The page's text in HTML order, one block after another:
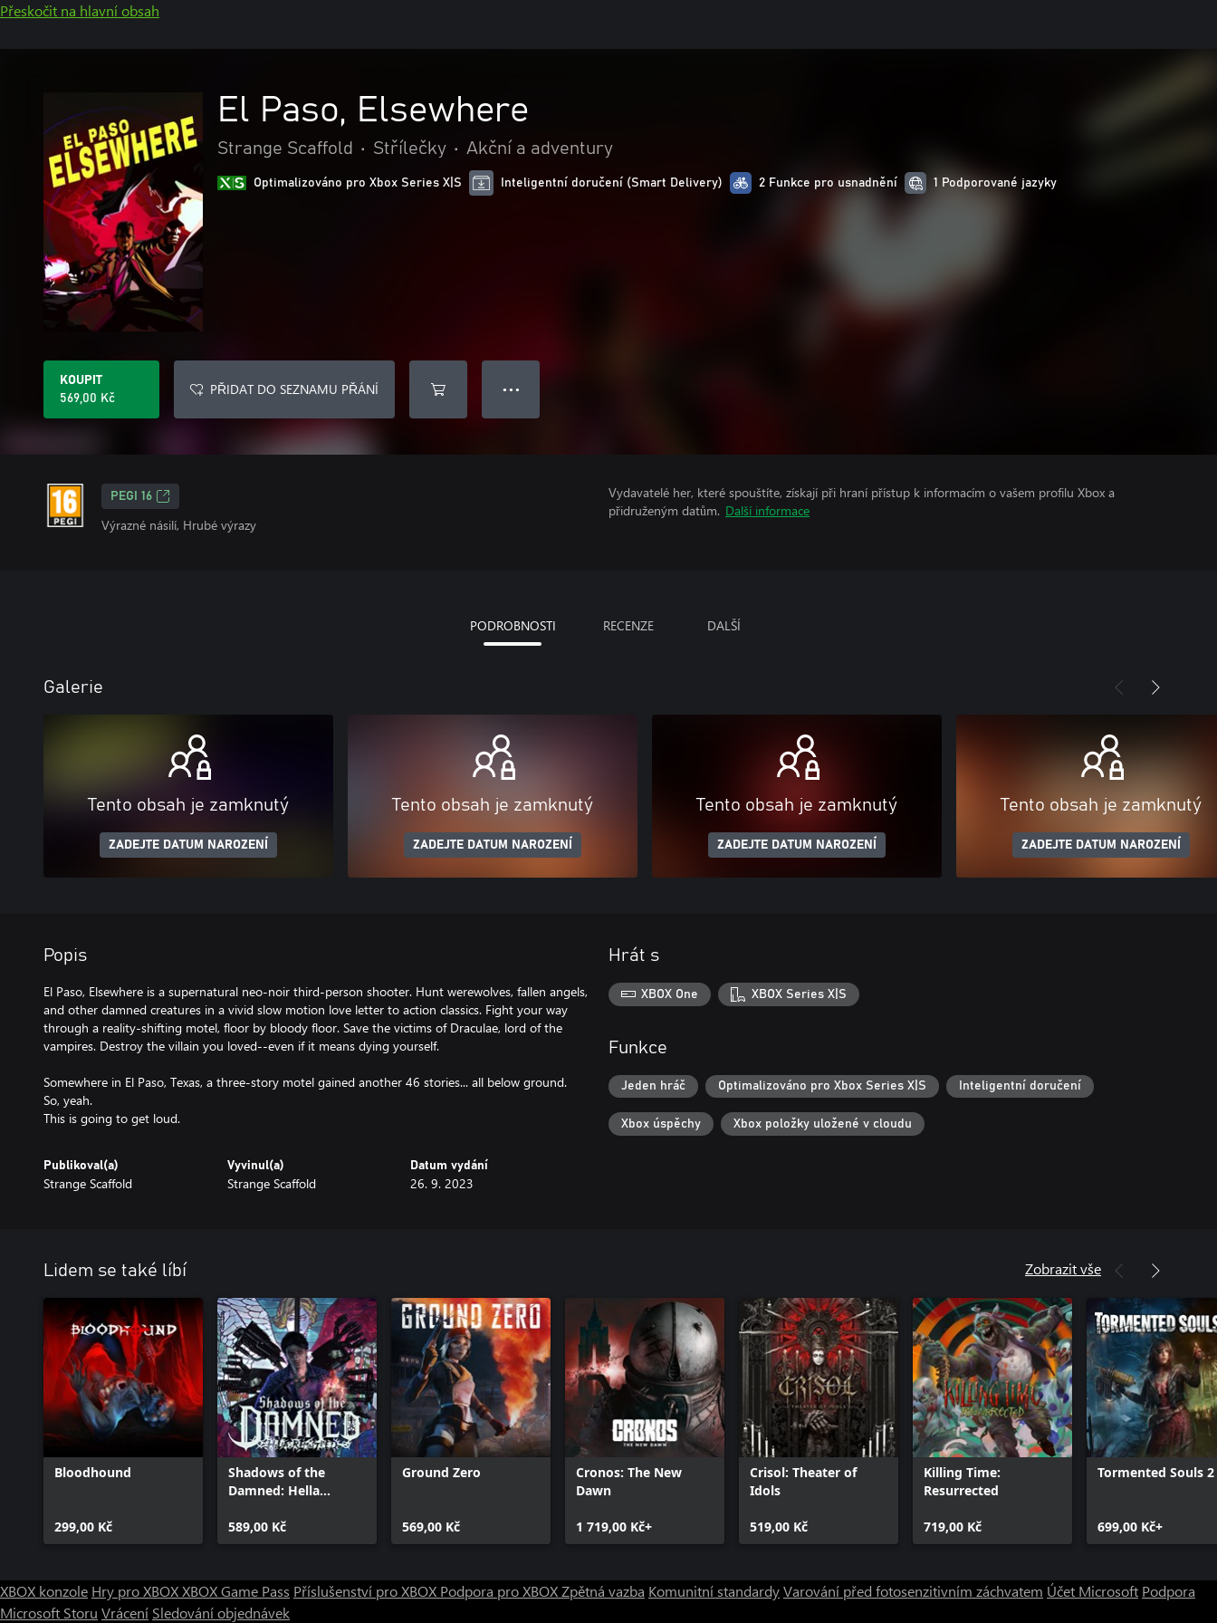
Přeskočit na hlavní obsah
El Paso, Elsewhere
Strange Scaffold • Střílečky • Akční a adventury
Optimalizováno pro Xbox Series X|S Inteligentní doručení (Smart Delivery) 2 Funkce pro usnadnění 1 Podporované jazyky
KOUPIT
569,00 Kč
PŘIDAT DO SEZNAMU PŘÁNÍ ● ● ●
PEGI 16
Výrazné násilí, Hrubé výrazy
Vydavatelé her, které spouštíte, získají při hraní přístup k informacím o vašem profilu Xbox a
přidruženým datům. Další informace
PODROBNOSTI RECENZE DALŠÍ
Galerie
Tento obsah je zamknutý
ZADEJTE DATUM NAROZENÍ
Tento obsah je zamknutý
ZADEJTE DATUM NAROZENÍ
Tento obsah je zamknutý
ZADEJTE DATUM NAROZENÍ
Tento obsah je zamknutý
ZADEJTE DATUM NAROZENÍ
Popis
El Paso, Elsewhere is a supernatural neo-noir third-person shooter. Hunt werewolves, fallen angels,
and other damned creatures in a vivid slow motion love letter to action classics. Fight your way
through a reality-shifting motel, floor by bloody floor. Save the victims of Draculae, lord of the
vampires. Destroy the villain you loved--even if it means dying yourself.
Somewhere in El Paso, Texas, a three-story motel gained another 46 stories... all below ground.
So, yeah.
This is going to get loud.
Publikoval(a)
Strange Scaffold
Vyvinul(a)
Strange Scaffold
Datum vydání
26. 9. 2023
Hrát s
XBOX One XBOX Series X|S
Funkce
Jeden hráč Optimalizováno pro Xbox Series X|S Inteligentní doručení
Xbox úspěchy Xbox položky uložené v cloudu
Lidem se také líbí Zobrazit vše
Bloodhound
299,00 Kč
Shadows of the
Damned: Hella
589,00 Kč
Ground Zero
569,00 Kč
Cronos: The New
Dawn
1 719,00 Kč+
Crisol: Theater of
Idols
519,00 Kč
Killing Time:
Resurrected
719,00 Kč
Tormented Souls 2
699,00 Kč+
XBOX konzole Hry pro XBOXXBOX Game Pass Příslušenství pro XBOX Podpora pro XBOXZpětná vazba Komunitní standardyVarování před fotosenzitivním záchvatem Účet Microsoft Podpora
Microsoft Storu Vrácení Sledování objednávek